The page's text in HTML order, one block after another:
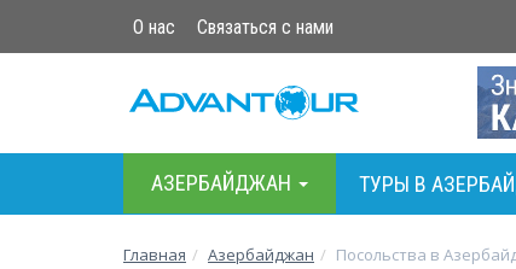
О нас Связаться с нами
АЗЕРБАЙДЖАН ТУРЫ В
Главная Азербайджан Посольства в